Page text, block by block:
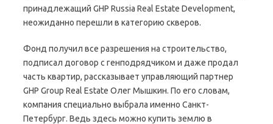
принадлежащий GHP Russia Real Estate Development,
неожиданно перешли в категорию скверов.
Фонд получил все разрешения на строительство,
подписал договор с генподрядчиком и даже продал
часть квартир, рассказывает управляющий партнер
GHP Group Real Estate Олег Мышкин. По его словам,
компания специально выбрала именно Санкт-
Петербург. Ведь здесь можно купить землю в